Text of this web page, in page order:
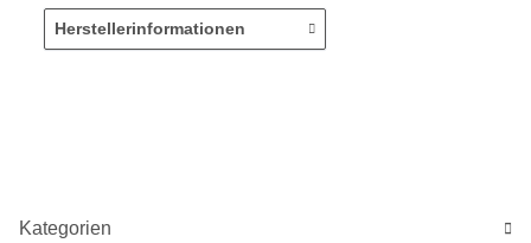
Herstellerinformationen
Kategorien